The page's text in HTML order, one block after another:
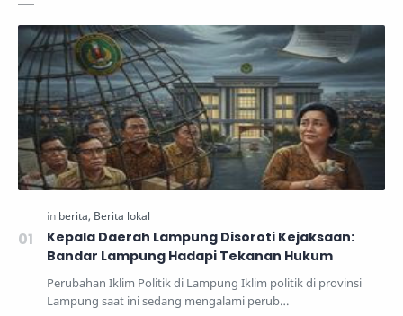
Kepala Daerah Lampung Disoroti Kejaksaan:
Bandar Lampung Hadapi Tekanan Hukum
Perubahan Iklim Politik di Lampung Iklim politik di provinsi
Lampung saat ini sedang mengalami perub…